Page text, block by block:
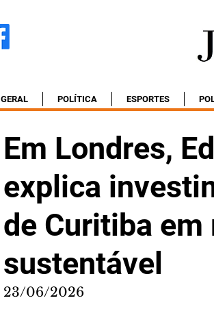
GERAL POLÍTICA ESPORTES
Em Londres,
explica
de Curitiba
sustentável
23/06/2026